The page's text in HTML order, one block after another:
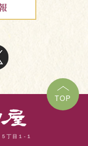
TOP
丁目１-１